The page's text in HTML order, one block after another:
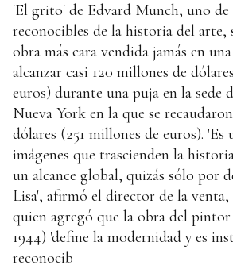
'El grito' de Edvard Munch, uno de
reconocibles de la historia del
obra más cara vendida jamás en
alcanzar casi 120 millones de
euros) durante una puja en la sede
Nueva York en la que se
dólares (251 millones de euros). 'Es
imágenes que trascienden la
un alcance global, quizás sólo por
Lisa', afirmó el director de la venta,
quien agregó que la obra del
1944) 'define la modernidad y es
reconocib